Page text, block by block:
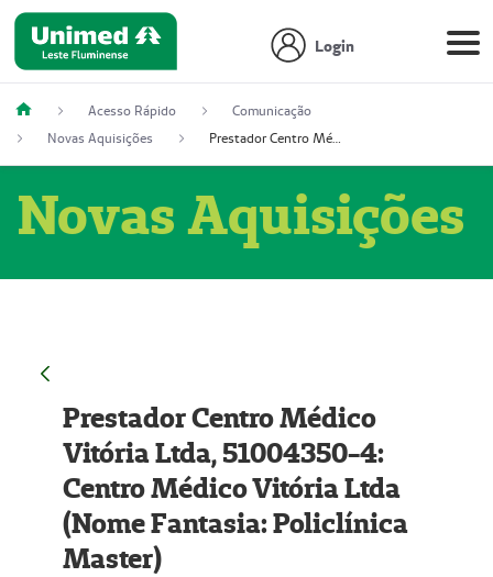
Login
Acesso Rápido
Comunicação
Novas Aquisições
Prestador Centro Médico Vitória Ltda, 51004350-4: Centro Médico Vitória Ltda (Nome Fantasia: Policlínica Master)
Novas Aquisições
Prestador Centro Médico
Vitória Ltda, 51004350-4:
Centro Médico Vitória Ltda
(Nome Fantasia: Policlínica
Master)